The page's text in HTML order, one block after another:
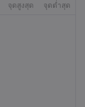
จุดสูงสุด จุดต่ำสุด